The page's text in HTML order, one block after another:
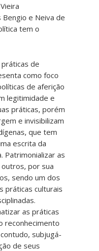
Bengio e Neiva de
tem o
de
como foco
de aferição
legitimidade e
práticas, porém
e invisibilizam
que tem
escrita da
Patrimonializar as
por sua
sendo um dos
práticas culturais
as práticas
reconhecimento
subjugá-
de seus